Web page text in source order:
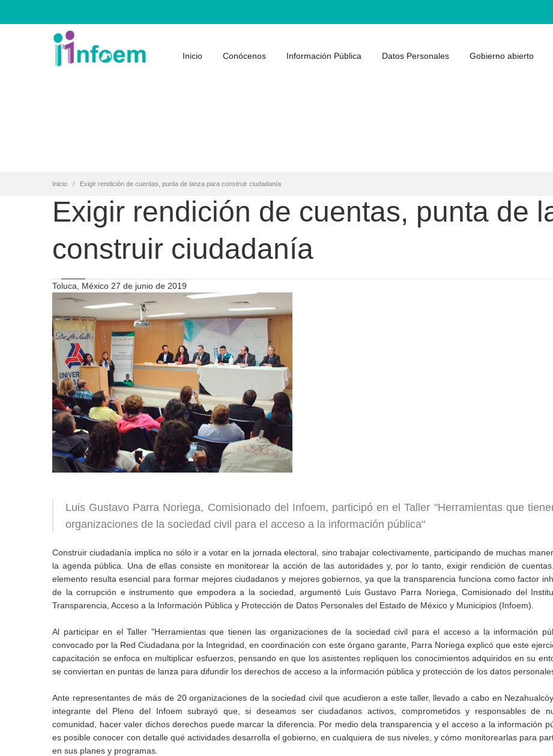
Inicio Conócenos Información Pública Datos Personales Gobierno abierto
Inicio Exigir rendición de cuentas, punta de lanza para construir ciudadanía
Exigir rendición de cuentas, punta de
construir ciudadanía
Toluca, México 27 de junio de 2019
Luis Gustavo Parra Noriega, Comisionado del Infoem, participó en el Taller "Herramientas que
organizaciones de la sociedad civil para el acceso a la información pública"
Construir ciudadanía implica no sólo ir a votar en la jornada electoral, sino trabajar colectivamente, participando de muchas
la agenda pública. Una de ellas consiste en monitorear la acción de las autoridades y, por lo tanto, exigir rendición de
elemento resulta esencial para formar mejores ciudadanos y mejores gobiernos, ya que la transparencia funciona como factor
de la corrupción e instrumento que empodera a la sociedad, argumentó Luis Gustavo Parra Noriega, Comisionado del
Transparencia, Acceso a la Información Pública y Protección de Datos Personales del Estado de México y Municipios (Infoem).
Al participar en el Taller "Herramientas que tienen las organizaciones de la sociedad civil para el acceso a la información
convocado por la Red Ciudadana por la Integridad, en coordinación con este órgano garante, Parra Noriega explicó que este
capacitación se enfoca en multiplicar esfuerzos, pensando en que los asistentes repliquen los conocimientos adquiridos en su
se conviertan en puntas de lanza para difundir los derechos de acceso a la información pública y protección de los datos
Ante representantes de más de 20 organizaciones de la sociedad civil que acudieron a este taller, llevado a cabo en
integrante del Pleno del Infoem subrayó que, si deseamos ser ciudadanos activos, comprometidos y responsables de
comunidad, hacer valer dichos derechos puede marcar la diferencia. Por medio dela transparencia y el acceso a la información
es posible conocer con detalle qué actividades desarrolla el gobierno, en cualquiera de sus niveles, y cómo monitorearlas para
en sus planes y programas.